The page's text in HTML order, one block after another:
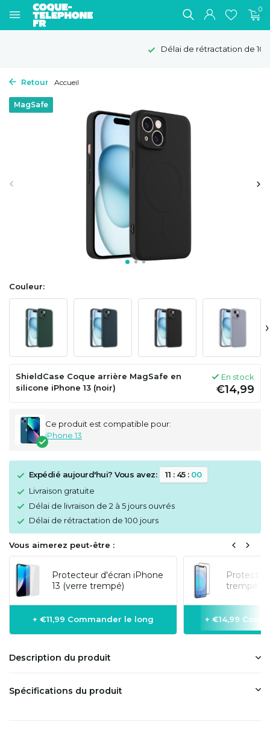
0
Délai de rétractation de 100 jours
Retour Accueil
MagSafe
Couleur:
›
ShieldCase Coque arrière MagSafe en
silicone iPhone 13 (noir)
En stock
€14,99
Ce produit est compatible pour:
iPhone 13
Expédié aujourd'hui? Vous avez: 11 : 45: 00
Livraison gratuite
Délai de livraison de 2 à 5 jours ouvrés
Délai de rétractation de 100 jours
Vous aimerez peut-être :
Protecteur d'écran iPhone
13 (verre trempé)
+ €11,99 Commander le long
trempé
+ €14,99
Description du produit
Spécifications du produit